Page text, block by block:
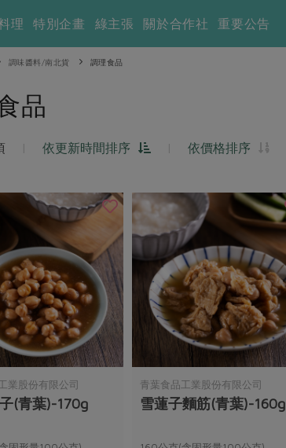
理 特別企畫 綠主張 關於合作社 重要公告
調味醬料/南北貨 調理食品
品
| 依更新時間排序 | 依價格排序
業股份有限公司
(青葉)-170g
青葉食品工業股份有限公司
雪蓮子麵筋(青葉)-160g